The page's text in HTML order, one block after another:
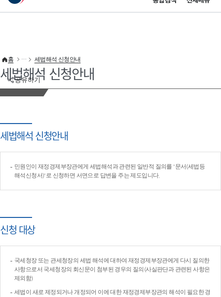
이 누리집은 대한민국 공식 전자정부 누리집입니다.
공유하기
홈 세법해석 신청안내
세법해석 신청안내
세법해석 신청안내
민원인이 재정경제부장관에게 세법해석과 관련된 일반적 질의를 '문서(세법등
해석신청서)'로 신청하면 서면으로 답변을 주는 제도입니다.
신청 대상
국세청장 또는 관세청장의 세법 해석에 대하여 재정경제부장관에게 다시 질의한
사항으로서 국세청장의 회신문이 첨부된 경우의 질의(사실판단과 관련된 사항은
제외함)
세법이 새로 제정되거나 개정되어 이에 대한 재정경제부장관의 해석이 필요한 경